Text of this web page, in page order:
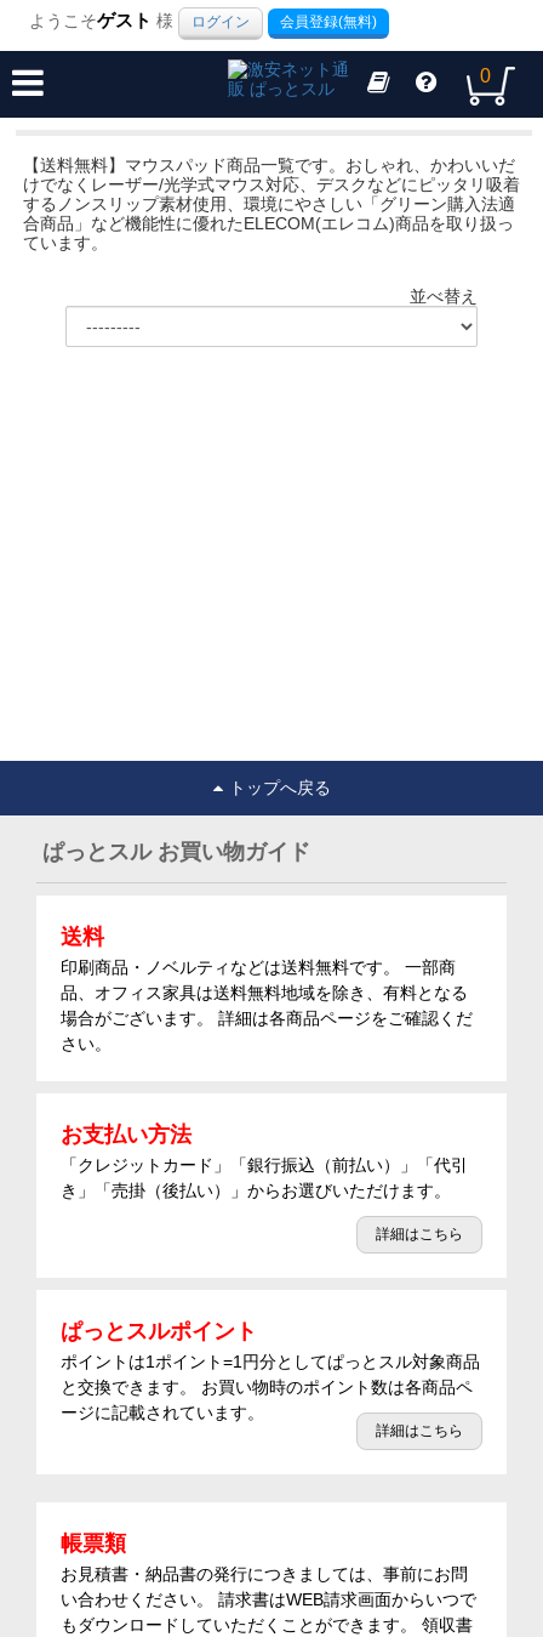
ようこそゲスト 様 ログイン 会員登録(無料)
0
【送料無料】マウスパッド商品一覧です。おしゃれ、かわいいだ
けでなくレーザー/光学式マウス対応、デスクなどにピッタリ吸着
するノンスリップ素材使用、環境にやさしい「グリーン購入法適
合商品」など機能性に優れたELECOM(エレコム)商品を取り扱っ
ています。
並べ替え
トップへ戻る
ぱっとスル お買い物ガイド
送料
印刷商品・ノベルティなどは送料無料です。 一部商
品、オフィス家具は送料無料地域を除き、有料となる
場合がございます。 詳細は各商品ページをご確認くだ
さい。
お支払い方法
「クレジットカード」「銀行振込（前払い）」「代引
き」「売掛（後払い）」からお選びいただけます。
詳細はこちら
ぱっとスルポイント
ポイントは1ポイント=1円分としてぱっとスル対象商品
と交換できます。 お買い物時のポイント数は各商品ペ
ージに記載されています。
詳細はこちら
帳票類
お見積書・納品書の発行につきましては、事前にお問
い合わせください。 請求書はWEB請求画面からいつで
もダウンロードしていただくことができます。 領収書